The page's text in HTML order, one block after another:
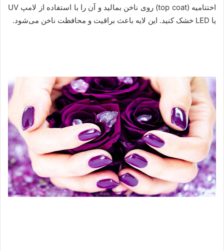
اختتامیه (top coat) روی ناخن بمالید و آن را با استفاده از لامپ UV
یا LED خشک کنید. این لایه باعث براقیت و محافظت ناخن می‌شود.